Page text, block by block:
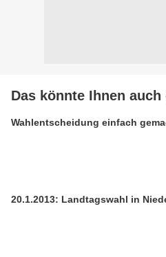
Das könnte Ihnen auch
Wahlentscheidung einfach
20.1.2013: Landtagswahl in